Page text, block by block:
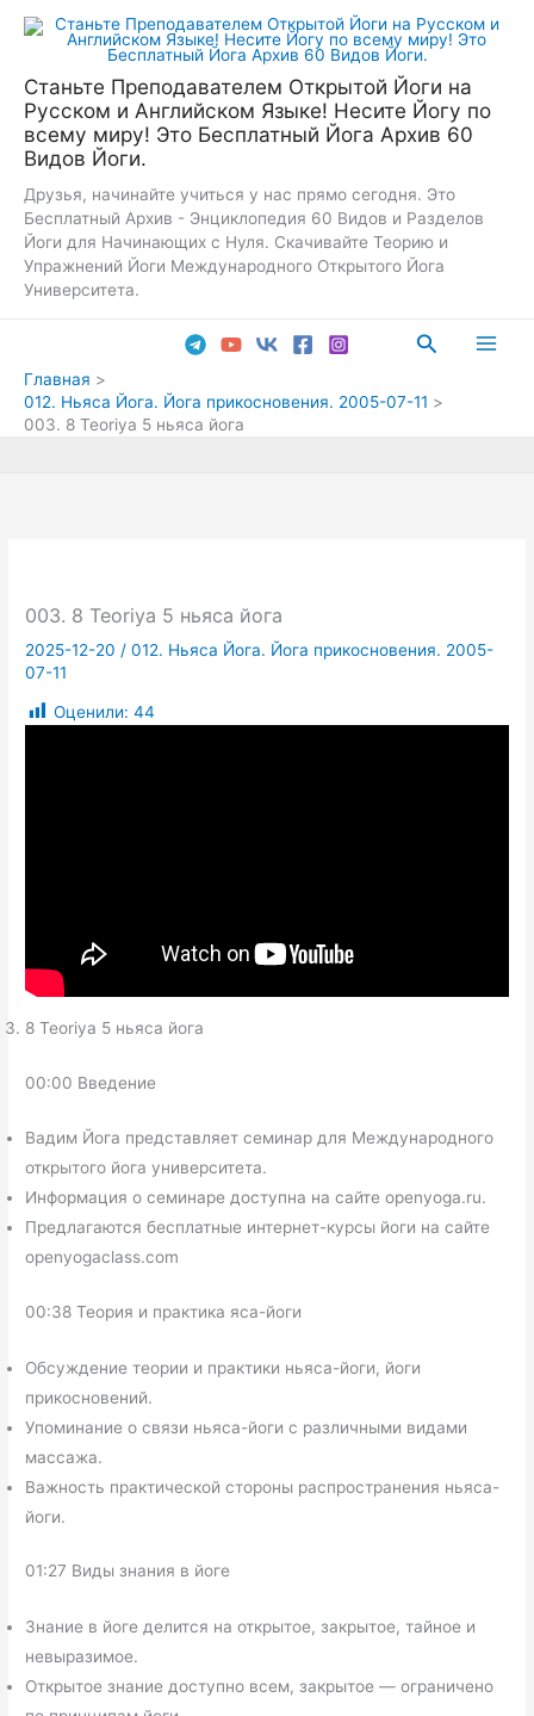
Перейти
Станьте Преподавателем Открытой Йоги на
Русском и Английском Языке! Несите Йогу по
всему миру! Это Бесплатный Йога Архив 60
Видов Йоги.
Друзья, начинайте учиться у нас прямо сегодня. Это
Бесплатный Архив - Энциклопедия 60 Видов и Разделов
Йоги для Начинающих с Нуля. Скачивайте Теорию и
Упражнений Йоги Международного Открытого Йога
Университета.
Поиск
Главная
012. Ньяса Йога. Йога прикосновения. 2005-07-11
003. 8 Teoriya 5 ньяса йога
003. 8 Teoriya 5 ньяса йога
2025-12-20 /012. Ньяса Йога. Йога прикосновения. 2005-
07-11
Оценили: 44
8 Teoriya 5 ньяса йога
00:00 Введение
Вадим Йога представляет семинар для Международного
открытого йога университета.
Информация о семинаре доступна на сайте openyoga.ru.
Предлагаются бесплатные интернет-курсы йоги на сайте
openyogaclass.com
00:38 Теория и практика яса-йоги
Обсуждение теории и практики ньяса-йоги, йоги
прикосновений.
Упоминание о связи ньяса-йоги с различными видами
массажа.
Важность практической стороны распространения ньяса-
йоги.
01:27 Виды знания в йоге
Знание в йоге делится на открытое, закрытое, тайное и
невыразимое.
Открытое знание доступно всем, закрытое — ограничено